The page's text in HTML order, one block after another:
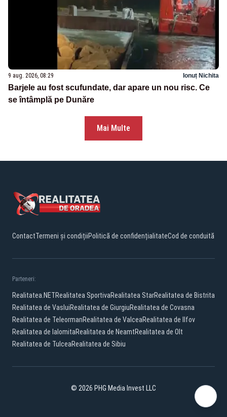
9 aug. 2026, 08:29 Ionuț Nichita
Barjele au fost scufundate, dar apare un nou risc. Ce
se întâmplă pe Dunăre
Mai Multe
ContactTermeni și condițiiPolitică de confidențialitateCod de conduită
Parteneri:
Realitatea.NETRealitatea SportivaRealitatea StarRealitatea de Bistrita
Realitatea de VasluiRealitatea de GiurgiuRealitatea de Covasna
Realitatea de TeleormanRealitatea de ValceaRealitatea de Ilfov
Realitatea de IalomitaRealitatea de NeamtRealitatea de Olt
Realitatea de TulceaRealitatea de Sibiu
© 2026 PHG Media Invest LLC